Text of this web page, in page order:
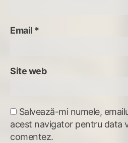
Email *
Site web
Salvează-mi numele,
acest navigator pentru data
comentez.